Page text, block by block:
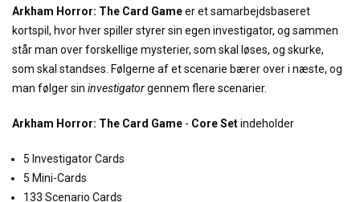
Arkham Horror: The Card Gameer et samarbejdsbaseret
kortspil, hvor hver spiller styrer sin egen investigator, og sammen
står man over forskellige mysterier, som skal løses, og skurke,
som skal standses. Følgerne af et scenarie bærer over i næste, og
man følger sin investigatorgennem flere scenarier.
Arkham Horror: The Card Game - Core Setindeholder
5 Investigator Cards
5 Mini-Cards
133 Scenario Cards